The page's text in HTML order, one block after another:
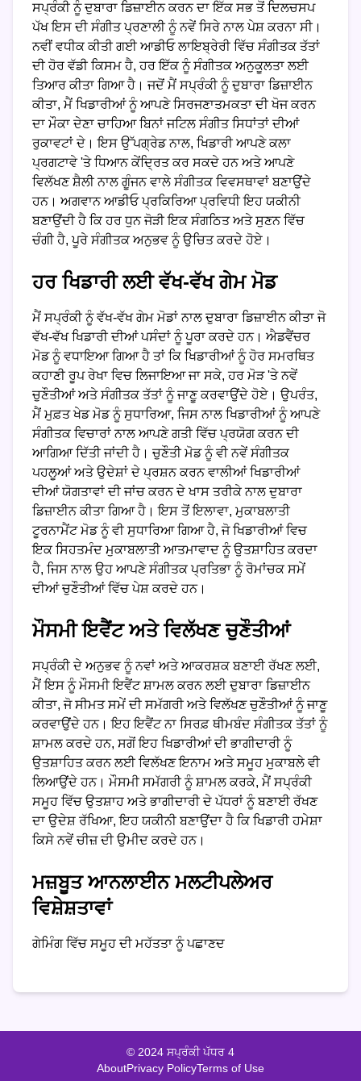
ਸਪ੍ਰੰਕੀ ਨੂੰ ਦੁਬਾਰਾ ਡਿਜ਼ਾਈਨ ਕਰਨ ਦਾ ਇੱਕ ਸਭ ਤੋਂ ਦਿਲਚਸਪ
ਪੱਖ ਇਸ ਦੀ ਸੰਗੀਤ ਪ੍ਰਣਾਲੀ ਨੂੰ ਨਵੇਂ ਸਿਰੇ ਨਾਲ ਪੇਸ਼ ਕਰਨਾ ਸੀ।
ਨਵੀਂ ਵਧੀਕ ਕੀਤੀ ਗਈ ਆਡੀਓ ਲਾਇਬ੍ਰੇਰੀ ਵਿੱਚ ਸੰਗੀਤਕ ਤੱਤਾਂ
ਦੀ ਹੋਰ ਵੱਡੀ ਕਿਸਮ ਹੈ, ਹਰ ਇੱਕ ਨੂੰ ਸੰਗੀਤਕ ਅਨੁਕੂਲਤਾ ਲਈ
ਤਿਆਰ ਕੀਤਾ ਗਿਆ ਹੈ। ਜਦੋਂ ਮੈਂ ਸਪ੍ਰੰਕੀ ਨੂੰ ਦੁਬਾਰਾ ਡਿਜ਼ਾਈਨ
ਕੀਤਾ, ਮੈਂ ਖਿਡਾਰੀਆਂ ਨੂੰ ਆਪਣੇ ਸਿਰਜਣਾਤਮਕਤਾ ਦੀ ਖੋਜ ਕਰਨ
ਦਾ ਮੌਕਾ ਦੇਣਾ ਚਾਹਿਆ ਬਿਨਾਂ ਜਟਿਲ ਸੰਗੀਤ ਸਿਧਾਂਤਾਂ ਦੀਆਂ
ਰੁਕਾਵਟਾਂ ਦੇ। ਇਸ ਉੱਪਗ੍ਰੇਡ ਨਾਲ, ਖਿਡਾਰੀ ਆਪਣੇ ਕਲਾ
ਪ੍ਰਗਟਾਵੇ 'ਤੇ ਧਿਆਨ ਕੇਂਦ੍ਰਿਤ ਕਰ ਸਕਦੇ ਹਨ ਅਤੇ ਆਪਣੇ
ਵਿਲੱਖਣ ਸ਼ੈਲੀ ਨਾਲ ਗੂੰਜਨ ਵਾਲੇ ਸੰਗੀਤਕ ਵਿਵਸਥਾਵਾਂ ਬਣਾਉਂਦੇ
ਹਨ। ਅਗਵਾਨ ਆਡੀਓ ਪ੍ਰਕਿਰਿਆ ਪ੍ਰਵਿਧੀ ਇਹ ਯਕੀਨੀ
ਬਣਾਉਂਦੀ ਹੈ ਕਿ ਹਰ ਧੁਨ ਜੋੜੀ ਇਕ ਸੰਗਠਿਤ ਅਤੇ ਸੁਣਨ ਵਿੱਚ
ਚੰਗੀ ਹੈ, ਪੂਰੇ ਸੰਗੀਤਕ ਅਨੁਭਵ ਨੂੰ ਉਚਿਤ ਕਰਦੇ ਹੋਏ।
ਹਰ ਖਿਡਾਰੀ ਲਈ ਵੱਖ-ਵੱਖ ਗੇਮ ਮੋਡ
ਮੈਂ ਸਪ੍ਰੰਕੀ ਨੂੰ ਵੱਖ-ਵੱਖ ਗੇਮ ਮੋਡਾਂ ਨਾਲ ਦੁਬਾਰਾ ਡਿਜ਼ਾਈਨ ਕੀਤਾ ਜੋ
ਵੱਖ-ਵੱਖ ਖਿਡਾਰੀ ਦੀਆਂ ਪਸੰਦਾਂ ਨੂੰ ਪੂਰਾ ਕਰਦੇ ਹਨ। ਐਡਵੈਂਚਰ
ਮੋਡ ਨੂੰ ਵਧਾਇਆ ਗਿਆ ਹੈ ਤਾਂ ਕਿ ਖਿਡਾਰੀਆਂ ਨੂੰ ਹੋਰ ਸਮਰਥਿਤ
ਕਹਾਣੀ ਰੂਪ ਰੇਖਾ ਵਿਚ ਲਿਜਾਇਆ ਜਾ ਸਕੇ, ਹਰ ਮੋੜ 'ਤੇ ਨਵੇਂ
ਚੁਣੌਤੀਆਂ ਅਤੇ ਸੰਗੀਤਕ ਤੱਤਾਂ ਨੂੰ ਜਾਣੂ ਕਰਵਾਉਂਦੇ ਹੋਏ। ਉਪਰੰਤ,
ਮੈਂ ਮੁਫ਼ਤ ਖੇਡ ਮੋਡ ਨੂੰ ਸੁਧਾਰਿਆ, ਜਿਸ ਨਾਲ ਖਿਡਾਰੀਆਂ ਨੂੰ ਆਪਣੇ
ਸੰਗੀਤਕ ਵਿਚਾਰਾਂ ਨਾਲ ਆਪਣੇ ਗਤੀ ਵਿੱਚ ਪ੍ਰਯੋਗ ਕਰਨ ਦੀ
ਆਗਿਆ ਦਿੱਤੀ ਜਾਂਦੀ ਹੈ। ਚੁਣੌਤੀ ਮੋਡ ਨੂੰ ਵੀ ਨਵੇਂ ਸੰਗੀਤਕ
ਪਹਲੂਆਂ ਅਤੇ ਉਦੇਸ਼ਾਂ ਦੇ ਪ੍ਰਸ਼ਨ ਕਰਨ ਵਾਲੀਆਂ ਖਿਡਾਰੀਆਂ
ਦੀਆਂ ਯੋਗਤਾਵਾਂ ਦੀ ਜਾਂਚ ਕਰਨ ਦੇ ਖਾਸ ਤਰੀਕੇ ਨਾਲ ਦੁਬਾਰਾ
ਡਿਜ਼ਾਈਨ ਕੀਤਾ ਗਿਆ ਹੈ। ਇਸ ਤੋਂ ਇਲਾਵਾ, ਮੁਕਾਬਲਾਤੀ
ਟੂਰਨਾਮੈਂਟ ਮੋਡ ਨੂੰ ਵੀ ਸੁਧਾਰਿਆ ਗਿਆ ਹੈ, ਜੋ ਖਿਡਾਰੀਆਂ ਵਿਚ
ਇਕ ਸਿਹਤਮੰਦ ਮੁਕਾਬਲਾਤੀ ਆਤਮਾਵਾਦ ਨੂੰ ਉਤਸ਼ਾਹਿਤ ਕਰਦਾ
ਹੈ, ਜਿਸ ਨਾਲ ਉਹ ਆਪਣੇ ਸੰਗੀਤਕ ਪ੍ਰਤਿਭਾ ਨੂੰ ਰੋਮਾਂਚਕ ਸਮੇਂ
ਦੀਆਂ ਚੁਣੌਤੀਆਂ ਵਿੱਚ ਪੇਸ਼ ਕਰਦੇ ਹਨ।
ਮੌਸਮੀ ਇਵੈਂਟ ਅਤੇ ਵਿਲੱਖਣ ਚੁਣੌਤੀਆਂ
ਸਪ੍ਰੰਕੀ ਦੇ ਅਨੁਭਵ ਨੂੰ ਨਵਾਂ ਅਤੇ ਆਕਰਸ਼ਕ ਬਣਾਈ ਰੱਖਣ ਲਈ,
ਮੈਂ ਇਸ ਨੂੰ ਮੌਸਮੀ ਇਵੈਂਟ ਸ਼ਾਮਲ ਕਰਨ ਲਈ ਦੁਬਾਰਾ ਡਿਜ਼ਾਈਨ
ਕੀਤਾ, ਜੋ ਸੀਮਤ ਸਮੇਂ ਦੀ ਸਮੱਗਰੀ ਅਤੇ ਵਿਲੱਖਣ ਚੁਣੌਤੀਆਂ ਨੂੰ ਜਾਣੂ
ਕਰਵਾਉਂਦੇ ਹਨ। ਇਹ ਇਵੈਂਟ ਨਾ ਸਿਰਫ਼ ਥੀਮਬੰਦ ਸੰਗੀਤਕ ਤੱਤਾਂ ਨੂੰ
ਸ਼ਾਮਲ ਕਰਦੇ ਹਨ, ਸਗੋਂ ਇਹ ਖਿਡਾਰੀਆਂ ਦੀ ਭਾਗੀਦਾਰੀ ਨੂੰ
ਉਤਸ਼ਾਹਿਤ ਕਰਨ ਲਈ ਵਿਲੱਖਣ ਇਨਾਮ ਅਤੇ ਸਮੂਹ ਮੁਕਾਬਲੇ ਵੀ
ਲਿਆਉਂਦੇ ਹਨ। ਮੌਸਮੀ ਸਮੱਗਰੀ ਨੂੰ ਸ਼ਾਮਲ ਕਰਕੇ, ਮੈਂ ਸਪ੍ਰੰਕੀ
ਸਮੂਹ ਵਿੱਚ ਉਤਸ਼ਾਹ ਅਤੇ ਭਾਗੀਦਾਰੀ ਦੇ ਪੱਧਰਾਂ ਨੂੰ ਬਣਾਈ ਰੱਖਣ
ਦਾ ਉਦੇਸ਼ ਰੱਖਿਆ, ਇਹ ਯਕੀਨੀ ਬਣਾਉਂਦਾ ਹੈ ਕਿ ਖਿਡਾਰੀ ਹਮੇਸ਼ਾ
ਕਿਸੇ ਨਵੇਂ ਚੀਜ਼ ਦੀ ਉਮੀਦ ਕਰਦੇ ਹਨ।
ਮਜ਼ਬੂਤ ਆਨਲਾਈਨ ਮਲਟੀਪਲੇਅਰ
ਵਿਸ਼ੇਸ਼ਤਾਵਾਂ
ਗੇਮਿੰਗ ਵਿੱਚ ਸਮੂਹ ਦੀ ਮਹੱਤਤਾ ਨੂੰ ਪਛਾਣਦ
© 2024 ਸਪ੍ਰੰਕੀ ਪੱਧਰ 4
AboutPrivacy PolicyTerms of Use